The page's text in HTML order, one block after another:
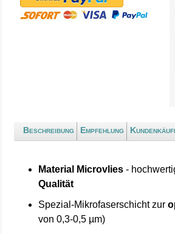
Beschreibung Empfehlung
Material Microvlies -
Qualität
Spezial-Mikrofaserschicht zur
von 0,3-0,5 µm)